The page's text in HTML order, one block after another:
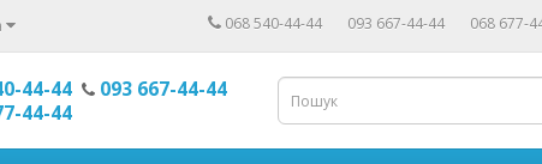
068 540-44-44 093 667-44-44 068 677-
44-44
093 667-44-44
44-44